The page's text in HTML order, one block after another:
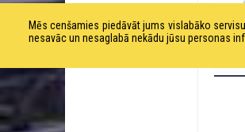
Mēs cenšamies piedāvāt jums vislabāko
nesavāc un nesaglabā nekādu jūsu personas